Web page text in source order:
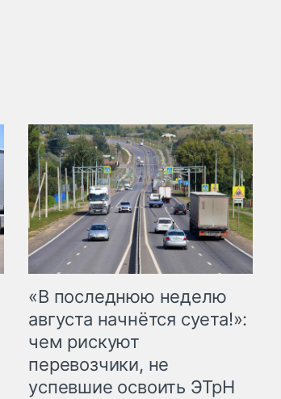
«В последнюю неделю
августа начнётся суета!»:
чем рискуют
перевозчики, не
успевшие освоить ЭТрН